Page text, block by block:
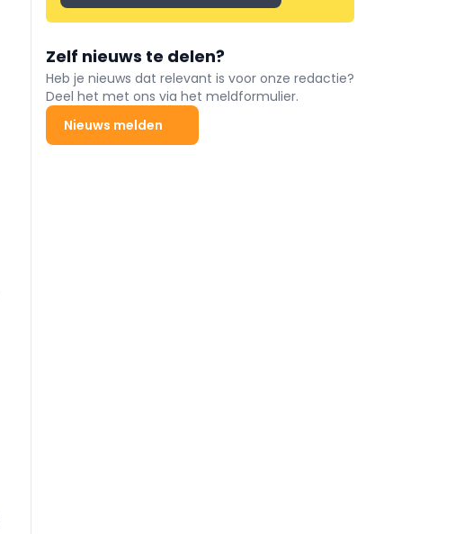
Zelf nieuws te delen?
Heb je nieuws dat relevant is voor onze redactie?
Deel het met ons via het meldformulier.
Nieuws melden